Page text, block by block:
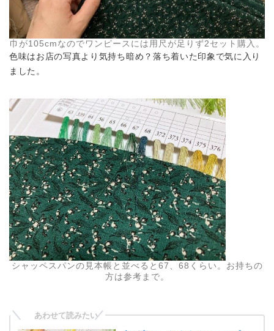
巾が105cmなのでワンピースには用尺が足りず2セット購入。
色味はお店の写真より気持ち暗め？落ち着いた印象で気に入り
ました。
シャッペスパンの見本帳と並べると67、68くらい。お持ちの
方は参考まで。